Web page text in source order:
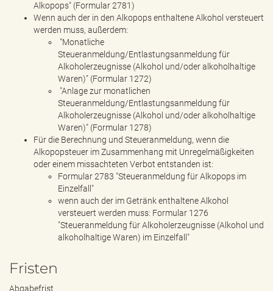
Alkopops" (Formular 2781)
Wenn auch der in den Alkopops enthaltene Alkohol versteuert
werden muss, außerdem:
"Monatliche
Steueranmeldung/Entlastungsanmeldung für
Alkoholerzeugnisse (Alkohol und/oder alkoholhaltige
Waren)" (Formular 1272)
"Anlage zur monatlichen
Steueranmeldung/Entlastungsanmeldung für
Alkoholerzeugnisse (Alkohol und/oder alkoholhaltige
Waren)" (Formular 1278)
Für die Berechnung und Steueranmeldung, wenn die
Alkopopsteuer im Zusammenhang mit Unregelmäßigkeiten
oder einem missachteten Verbot entstanden ist:
Formular 2783 "Steueranmeldung für Alkopops im
Einzelfall"
wenn auch der im Getränk enthaltene Alkohol
versteuert werden muss: Formular 1276
"Steueranmeldung für Alkoholerzeugnisse (Alkohol und
alkoholhaltige Waren) im Einzelfall"
Fristen
Abgabefrist